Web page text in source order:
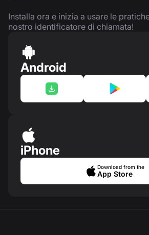
Installa ora e inizia a usare le
nostro identificatore di chiamata!
Android
iPhone
Download from the
App Store